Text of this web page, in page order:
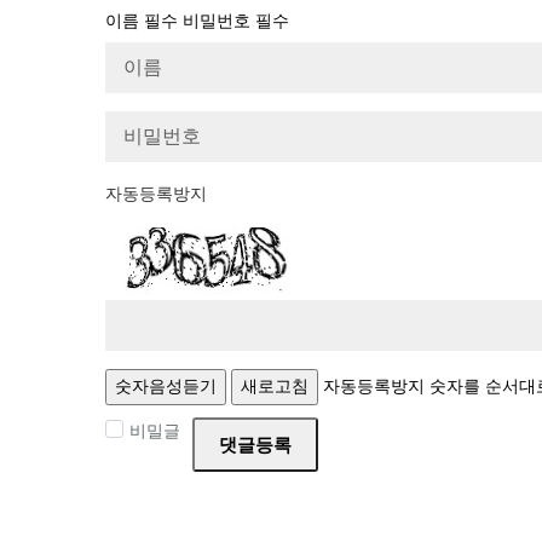
이름 필수 비밀번호 필수
자동등록방지
숫자음성듣기 새로고침 자동등록방지 숫자를 순서
비밀글
댓글등록